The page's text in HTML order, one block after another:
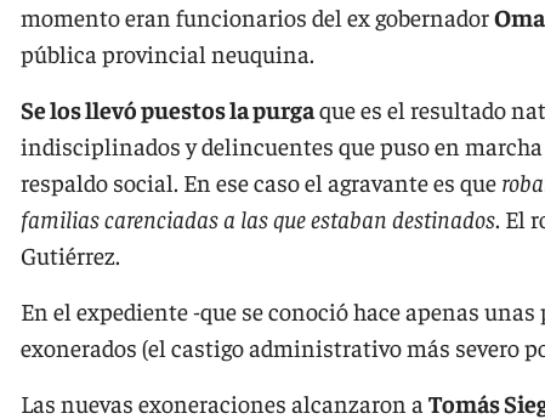
momento eran funcionarios del ex gobernador
pública provincial neuquina.
Se los llevó puestos la purgaque es el resultado
indisciplinados y delincuentes que puso en
respaldo social. En ese caso el agravante es que
familias carenciadas a las que estaban destinados. El
Gutiérrez.
En el expediente -que se conoció hace apenas
exonerados (el castigo administrativo más severo
Las nuevas exoneraciones alcanzaron a Tomás